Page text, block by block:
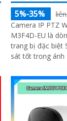
5%-35%
Camera IP PTZ
M3F4D-EU là
trang bị đặc biệt
sát tốt trong ánh
lite